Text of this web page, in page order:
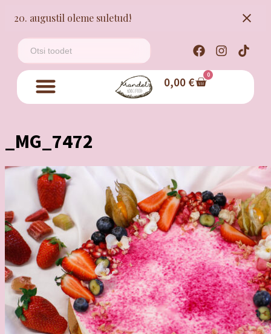
20. augustil oleme suletud!
0,00 € 0
_MG_7472